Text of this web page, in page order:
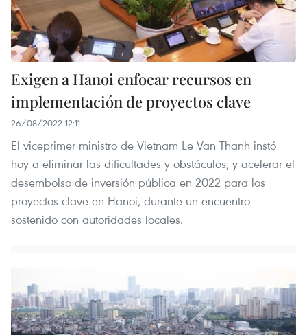
Exigen a Hanoi enfocar recursos en
implementación de proyectos clave
26/08/2022 12:11
El viceprimer ministro de Vietnam Le Van Thanh instó
hoy a eliminar las dificultades y obstáculos, y acelerar el
desembolso de inversión pública en 2022 para los
proyectos clave en Hanoi, durante un encuentro
sostenido con autoridades locales.